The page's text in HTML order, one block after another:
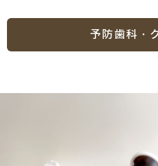
予防歯科・